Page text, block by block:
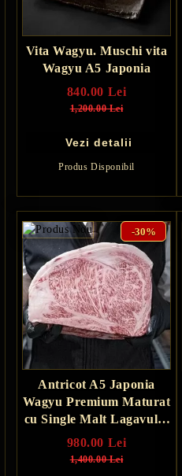
Vita Wagyu. Muschi vita
Wagyu A5 Japonia
840.00 Lei
1,200.00 Lei
Vezi detalii
Produs Disponibil
Antricot A5 Japonia
Wagyu Premium Maturat
cu Single Malt Lagavulin
și Ulei de Măsline - 30 zile
-30%
980.00 Lei
1,400.00 Lei